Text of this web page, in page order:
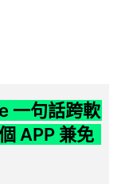
一句話跨軟
APP 兼免